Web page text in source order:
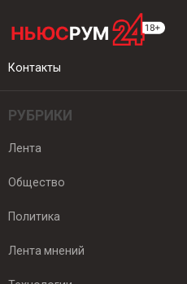
Контакты
РУБРИКИ
Лента
Общество
Политика
Лента мнений